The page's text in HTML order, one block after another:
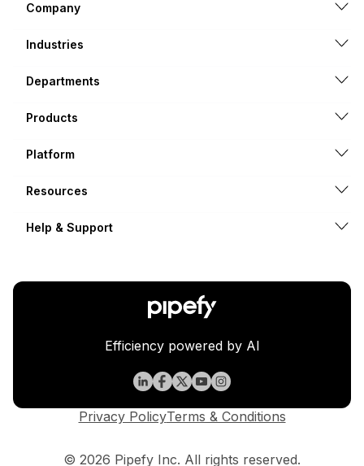
Company
Industries
Departments
Products
Platform
Resources
Help & Support
Efficiency powered by AI
© 2026 Pipefy Inc. All rights reserved.
Privacy PolicyTerms & Conditions